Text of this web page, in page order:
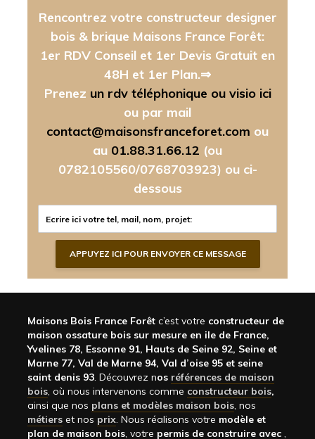
Rencontrez votre constructeur designer
bois & brique Maisons France Forêt:
1er RDV Conseil et 1er Devis Gratuit en
48H et 1er Plan.⇒
Prenez un rdv téléphonique ou visio ici
ou par mail
contact@maisonsfranceforet.com ou
au 01.88.31.66.12 (ou
0782105560/0768703923) ou ci-
dessous
Maisons Bois France Forêt c’est votre constructeur de
maison ossature bois sur mesure en ile de France,
Yvelines 78, Essonne 91, Hauts de Seine 92, Seine et
Marne 77, Val de Marne 94, Val d’oise 95 et seine
saint denis 93. Découvrez nos références de maison
bois, où nous intervenons comme constructeur bois,
ainsi que nos plans et modèles maison bois, nos
métiers et nos prix. Nous réalisons votre modèle et
plan de maison bois, votre permis de construire avec ,